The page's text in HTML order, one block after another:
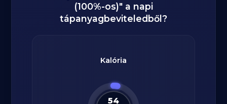
(100%-os)" a napi
tápanyagbeviteledből?
Kalória
54